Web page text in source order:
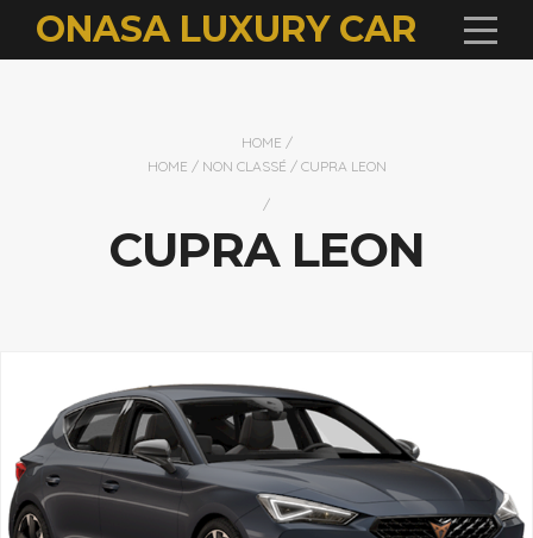
ONASA LUXURY CAR
HOME /
HOME / NON CLASSÉ / CUPRA LEON
/
CUPRA LEON